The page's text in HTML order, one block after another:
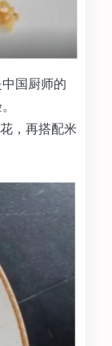
国厨师的
，再搭配米